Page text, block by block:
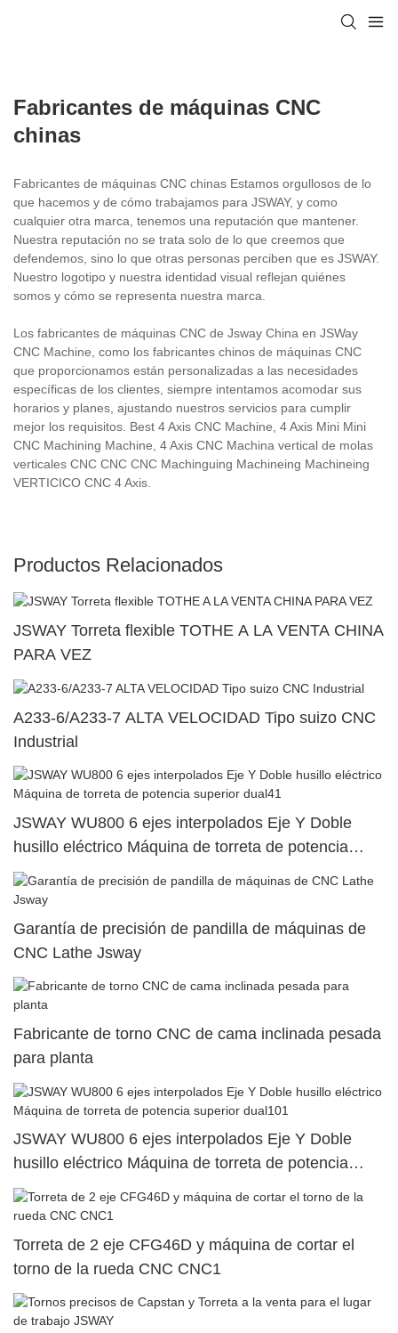
Fabricantes de máquinas CNC
chinas
Fabricantes de máquinas CNC chinas Estamos orgullosos de lo
que hacemos y de cómo trabajamos para JSWAY, y como
cualquier otra marca, tenemos una reputación que mantener.
Nuestra reputación no se trata solo de lo que creemos que
defendemos, sino lo que otras personas perciben que es JSWAY.
Nuestro logotipo y nuestra identidad visual reflejan quiénes
somos y cómo se representa nuestra marca.
Los fabricantes de máquinas CNC de Jsway China en JSWay
CNC Machine, como los fabricantes chinos de máquinas CNC
que proporcionamos están personalizadas a las necesidades
específicas de los clientes, siempre intentamos acomodar sus
horarios y planes, ajustando nuestros servicios para cumplir
mejor los requisitos. Best 4 Axis CNC Machine, 4 Axis Mini Mini
CNC Machining Machine, 4 Axis CNC Machina vertical de molas
verticales CNC CNC CNC Machinguing Machineing Machineing
VERTICICO CNC 4 Axis.
Productos Relacionados
JSWAY Torreta flexible TOTHE A LA VENTA CHINA
PARA VEZ
A233-6/A233-7 ALTA VELOCIDAD Tipo suizo CNC
Industrial
JSWAY WU800 6 ejes interpolados Eje Y Doble
husillo eléctrico Máquina de torreta de potencia
superior dual41
Garantía de precisión de pandilla de máquinas de
CNC Lathe Jsway
Fabricante de torno CNC de cama inclinada pesada
para planta
JSWAY WU800 6 ejes interpolados Eje Y Doble
husillo eléctrico Máquina de torreta de potencia
superior dual101
Torreta de 2 eje CFG46D y máquina de cortar el
torno de la rueda CNC CNC1